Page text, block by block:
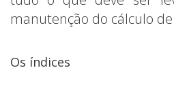
manutenção do cálculo
Os índices